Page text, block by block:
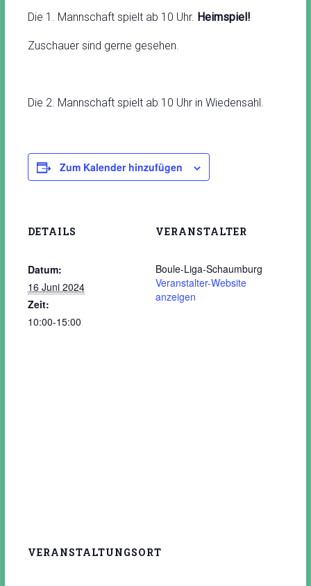
Die 1. Mannschaft spielt ab 10 Uhr. Heimspiel!
Zuschauer sind gerne gesehen.
Die 2. Mannschaft spielt ab 10 Uhr in Wiedensahl.
Zum Kalender hinzufügen
DETAILS
Datum:
16 Juni 2024
Zeit:
10:00-15:00
VERANSTALTER
Boule-Liga-Schaumburg
Veranstalter-Website
anzeigen
VERANSTALTUNGSORT